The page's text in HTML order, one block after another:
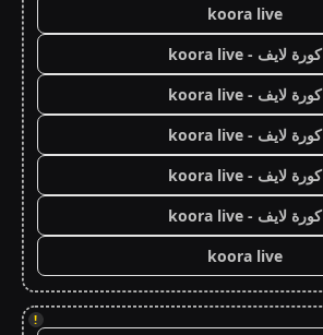
koora live
كورة لايف - koora live
كورة لايف - koora live
كورة لايف - koora live
كورة لايف - koora live
كورة لايف - koora live
koora live
!